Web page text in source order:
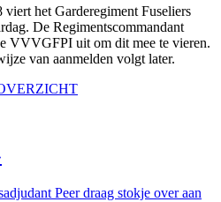
het Garderegiment Fuseliers
De Regimentscommandant
VVVGFPI uit om dit mee te vieren.
van aanmelden volgt later.
Peer draag stokje over aan